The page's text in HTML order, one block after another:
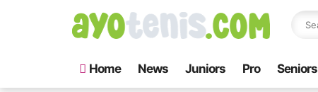
Home News Juniors Pro Seniors